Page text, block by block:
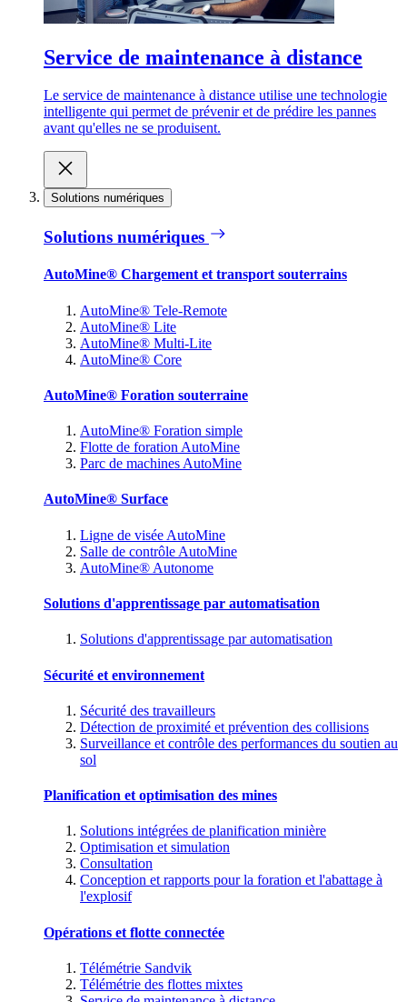
Service de maintenance à distance
Le service de maintenance à distance utilise une technologie
intelligente qui permet de prévenir et de prédire les pannes
avant qu'elles ne se produisent.
Solutions numériques
Solutions numériques
AutoMine® Chargement et transport souterrains
AutoMine® Tele-Remote
AutoMine® Lite
AutoMine® Multi-Lite
AutoMine® Core
AutoMine® Foration souterraine
AutoMine® Foration simple
Flotte de foration AutoMine
Parc de machines AutoMine
AutoMine® Surface
Ligne de visée AutoMine
Salle de contrôle AutoMine
AutoMine® Autonome
Solutions d'apprentissage par automatisation
Solutions d'apprentissage par automatisation
Sécurité et environnement
Sécurité des travailleurs
Détection de proximité et prévention des collisions
Surveillance et contrôle des performances du soutien au
sol
Planification et optimisation des mines
Solutions intégrées de planification minière
Optimisation et simulation
Consultation
Conception et rapports pour la foration et l'abattage à
l'explosif
Opérations et flotte connectée
Télémétrie Sandvik
Télémétrie des flottes mixtes